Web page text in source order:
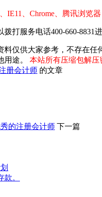
IE11、Chrome、腾讯浏览
打服务电话400-660-8831
仅供大家参考，不存在
用途。 本站所有压缩包解压
册会计师 的文章
的注册会计师 下一篇
。